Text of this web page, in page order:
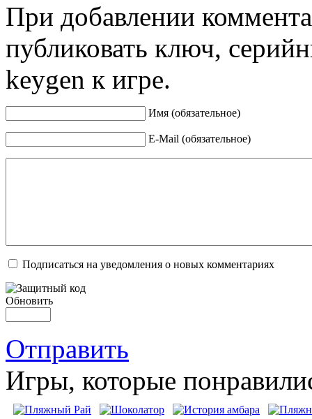
При добавлении
публиковать ключ,
keygen к игре.
Имя (обязательное)
E-Mail (обязательное)
Подписаться на уведомления о новых комментариях
Обновить
Отправить
Игры, которые